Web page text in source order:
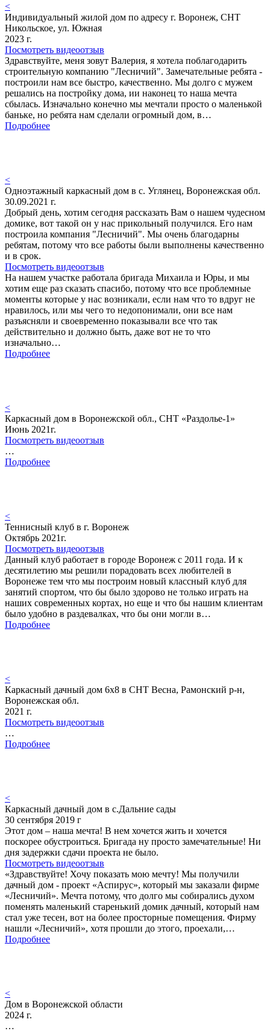
<
Индивидуальный жилой дом по адресу г. Воронеж, СНТ
Никольское, ул. Южная
2023 г.
Посмотреть видеоотзыв
Здравствуйте, меня зовут Валерия, я хотела поблагодарить
строительную компанию "Лесничий". Замечательные ребята -
построили нам все быстро, качественно. Мы долго с мужем
решались на постройку дома, ии наконец то наша мечта
сбылась. Изначально конечно мы мечтали просто о маленькой
баньке, но ребята нам сделали огромный дом, в…
Подробнее
<
Одноэтажный каркасный дом в с. Углянец, Воронежская обл.
30.09.2021 г.
Добрый день, хотим сегодня рассказать Вам о нашем чудесном
домике, вот такой он у нас прикольный получился. Его нам
построила компания "Лесничий". Мы очень благодарны
ребятам, потому что все работы были выполнены качественно
и в срок.
Посмотреть видеоотзыв
На нашем участке работала бригада Михаила и Юры, и мы
хотим еще раз сказать спасибо, потому что все проблемные
моменты которые у нас возникали, если нам что то вдруг не
нравилось, или мы чего то недопонимали, они все нам
разъясняли и своевременно показывали все что так
действительно и должно быть, даже вот не то что
изначально…
Подробнее
<
Каркасный дом в Воронежской обл., СНТ «Раздолье-1»
Июнь 2021г.
Посмотреть видеоотзыв
…
Подробнее
<
Теннисный клуб в г. Воронеж
Октябрь 2021г.
Посмотреть видеоотзыв
Данный клуб работает в городе Воронеж с 2011 года. И к
десятилетию мы решили порадовать всех любителей в
Воронеже тем что мы построим новый классный клуб для
занятий спортом, что бы было здорово не только играть на
наших современных кортах, но еще и что бы нашим клиентам
было удобно в раздевалках, что бы они могли в…
Подробнее
<
Каркасный дачный дом 6х8 в СНТ Весна, Рамонский р-н,
Воронежская обл.
2021 г.
Посмотреть видеоотзыв
…
Подробнее
<
Каркасный дачный дом в с.Дальние сады
30 сентября 2019 г
Этот дом – наша мечта! В нем хочется жить и хочется
поскорее обустроиться. Бригада ну просто замечательные! Ни
дня задержки сдачи проекта не было.
Посмотреть видеоотзыв
«Здравствуйте! Хочу показать мою мечту! Мы получили
дачный дом - проект «Аспирус», который мы заказали фирме
«Лесничий». Мечта потому, что долго мы собирались духом
поменять маленький старенький домик дачный, который нам
стал уже тесен, вот на более просторные помещения. Фирму
нашли «Лесничий», хотя прошли до этого, проехали,…
Подробнее
<
Дом в Воронежской области
2024 г.
…